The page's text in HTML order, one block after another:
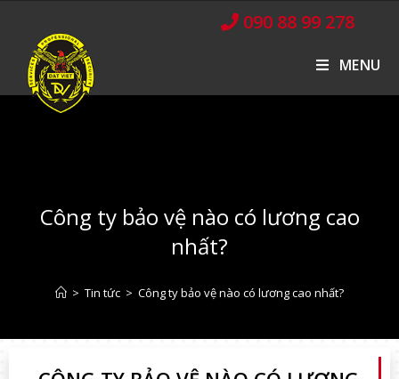
090 88 99 278
MENU
Công ty bảo vệ nào có lương cao
nhất?
> Tin tức > Công ty bảo vệ nào có lương cao nhất?